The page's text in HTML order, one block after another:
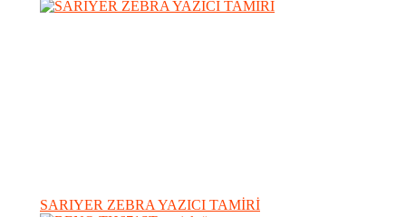
SARIYER ZEBRA YAZICI TAMİRİ